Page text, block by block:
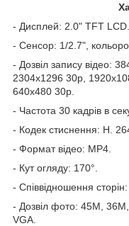
- Дисплей: 2.0" TFT LCD.
- Сенсор: 1/2.7",
- Дозвіл запису відео:
2304х1296 30р,
640х480 30р.
- Частота 30 кадрів в
- Кодек стиснення: H.
- Формат відео: MP4.
- Кут огляду: 170°.
- Співвідношення сторін:
- Дозвіл фото: 45М,
VGA.